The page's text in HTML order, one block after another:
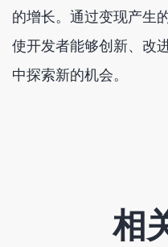
的增长。通过变现产生
使开发者能够创新、改
中探索新的机会。
相